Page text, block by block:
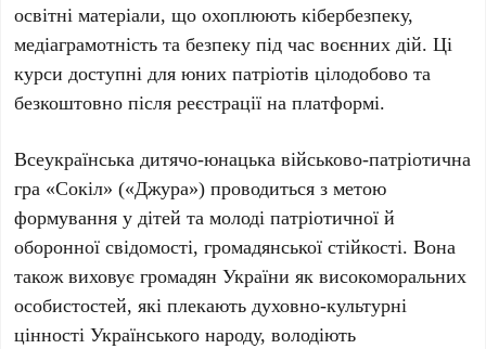
освітні матеріали, що охоплюють кібербезпеку,
медіаграмотність та безпеку під час воєнних дій. Ці
курси доступні для юних патріотів цілодобово та
безкоштовно після реєстрації на платформі.
Всеукраїнська дитячо-юнацька військово-патріотична
гра «Сокіл» («Джура») проводиться з метою
формування у дітей та молоді патріотичної й
оборонної свідомості, громадянської стійкості. Вона
також виховує громадян України як високоморальних
особистостей, які плекають духовно-культурні
цінності Українського народу, володіють